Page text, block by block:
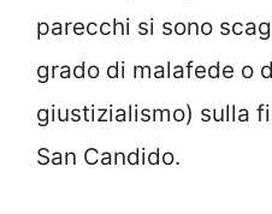
parecchi si sono
grado di malafede o
giustizialismo) sulla
San Candido.